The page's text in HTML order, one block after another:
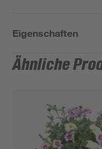
Eigenschaften
Ähnliche